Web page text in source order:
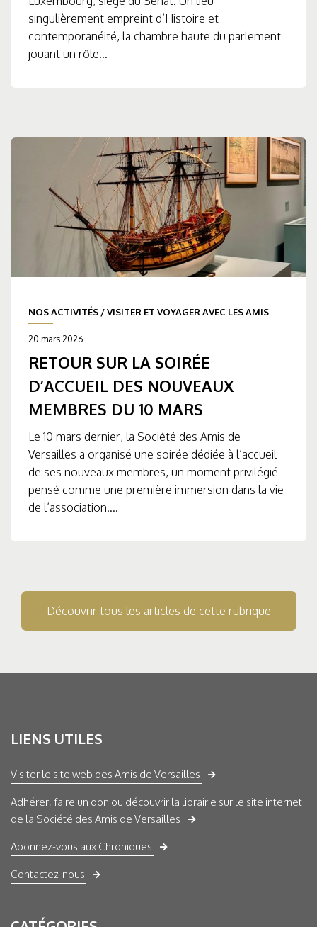
singulièrement empreint d’Histoire et
contemporanéité, la chambre haute du parlement
jouant un rôle...
NOS ACTIVITÉS /VISITER ET VOYAGER AVEC LES AMIS
20 mars 2026
RETOUR SUR LA SOIRÉE
D’ACCUEIL DES NOUVEAUX
MEMBRES DU 10 MARS
Le 10 mars dernier, la Société des Amis de
Versailles a organisé une soirée dédiée à l’accueil
de ses nouveaux membres, un moment privilégié
pensé comme une première immersion dans la vie
de l’association....
Découvrir tous les articles de cette rubrique
LIENS UTILES
Visiter le site web des Amis de Versailles
Adhérer, faire un don ou découvrir la librairie sur le site internet
de la Société des Amis de Versailles
Abonnez-vous aux Chroniques
Contactez-nous